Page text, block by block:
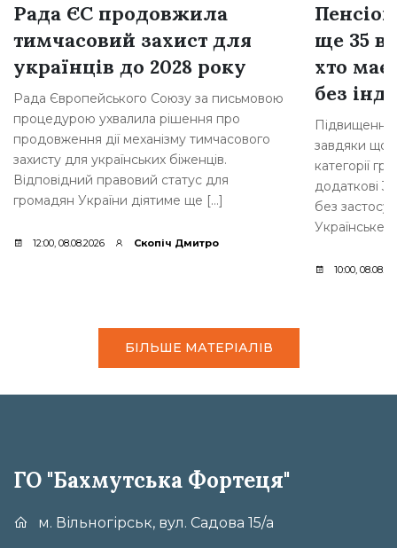
Рада ЄС продовжила
тимчасовий захист для
українців до 2028 року
Рада Європейського Союзу за письмовою
процедурою ухвалила рішення про
продовження дії механізму тимчасового
захисту для українських біженців.
Відповідний правовий статус для
громадян України діятиме ще […]
12:00, 08.08.2026 Скопіч Дмитро
ще 35
хто
без
Підвищення
завдяки
категорії
додаткові
без
Українське
10:00,
БІЛЬШЕ МАТЕРІАЛІВ
ГО "Бахмутська Фортеця"
м. Вільногірськ, вул. Садова 15/а